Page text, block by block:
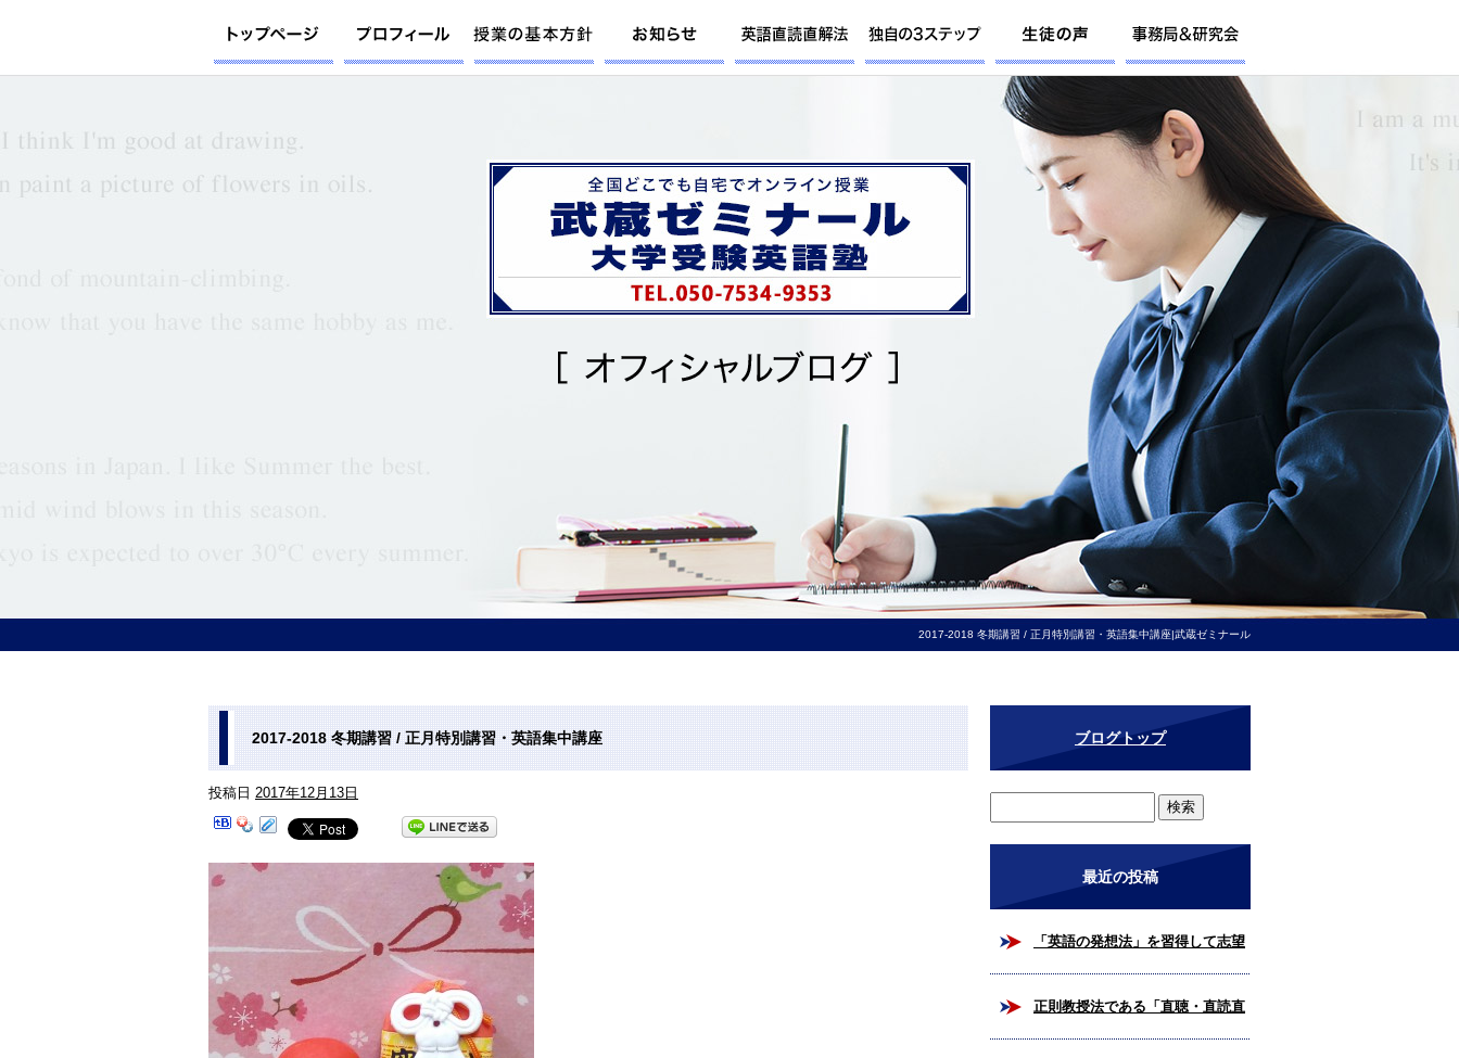
2017-2018 冬期講習 / 正月特別講習・英語集中講座|武蔵ゼミナール
2017-2018 冬期講習 / 正月特別講習・英語集中講座
投稿日 2017年12月13日
ブログトップ
最近の投稿
「英語の発想法」を習得して志望
校合格を掴み取ろう！
正則教授法である「直聴・直読直